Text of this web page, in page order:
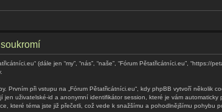
(dále jen “my”, “nás”, “naše”, “Fórum Pětatřicátníci.eu”, “https://
Prvním při vstupu na „Fórum Pětatřicátníci.eu“, kdy phpBB vytvoří
uživatelské-id a anonymní identifikátor session, které je vám
které téma jste již přečetli, což vede k snažšímu a pohodlnějšímu pohybu